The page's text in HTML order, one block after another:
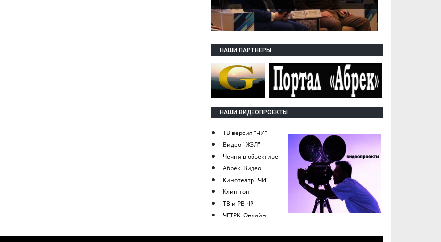
НАШИ ПАРТНЕРЫ
НАШИ ВИДЕОПРОЕКТЫ
ТВ версия "ЧИ"
Видео-"ЖЗЛ"
Чечня в обьективе
Абрек. Видео
Кинотеатр "ЧИ"
Клип-топ
ТВ и РВ ЧР
ЧГТРК. Онлайн